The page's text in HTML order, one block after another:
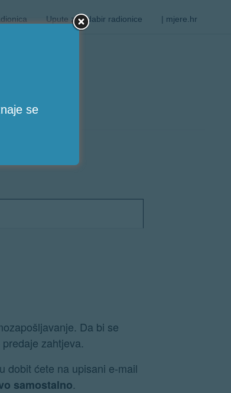
Upute za odabir radionice | mjere.hr
Da bi se
zahtjeva.
dobit ćete na upisani e-mail
samostalno.
se